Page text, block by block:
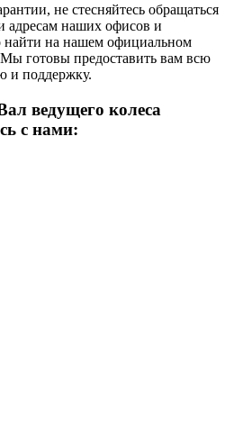
не стесняйтесь обращаться
адресам наших офисов и
на нашем официальном
Мы готовы предоставить вам всю
и поддержку.
ведущего колеса
с нами: